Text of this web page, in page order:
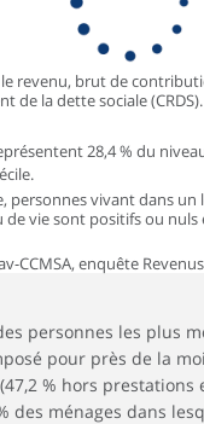
revenu, brut de
de la dette sociale (CRDS).
28,4 % du
personnes vivant dans
de vie sont positifs ou
CCMSA, enquête
personnes les plus
pour près de la
% hors prestations
des ménages dans